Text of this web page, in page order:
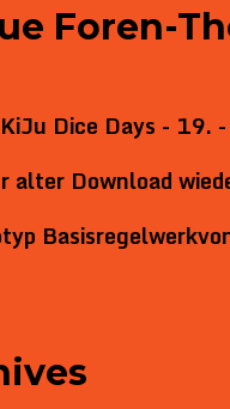
Foren-
Dice Days - 19.
alter Download
Basisregelwerk